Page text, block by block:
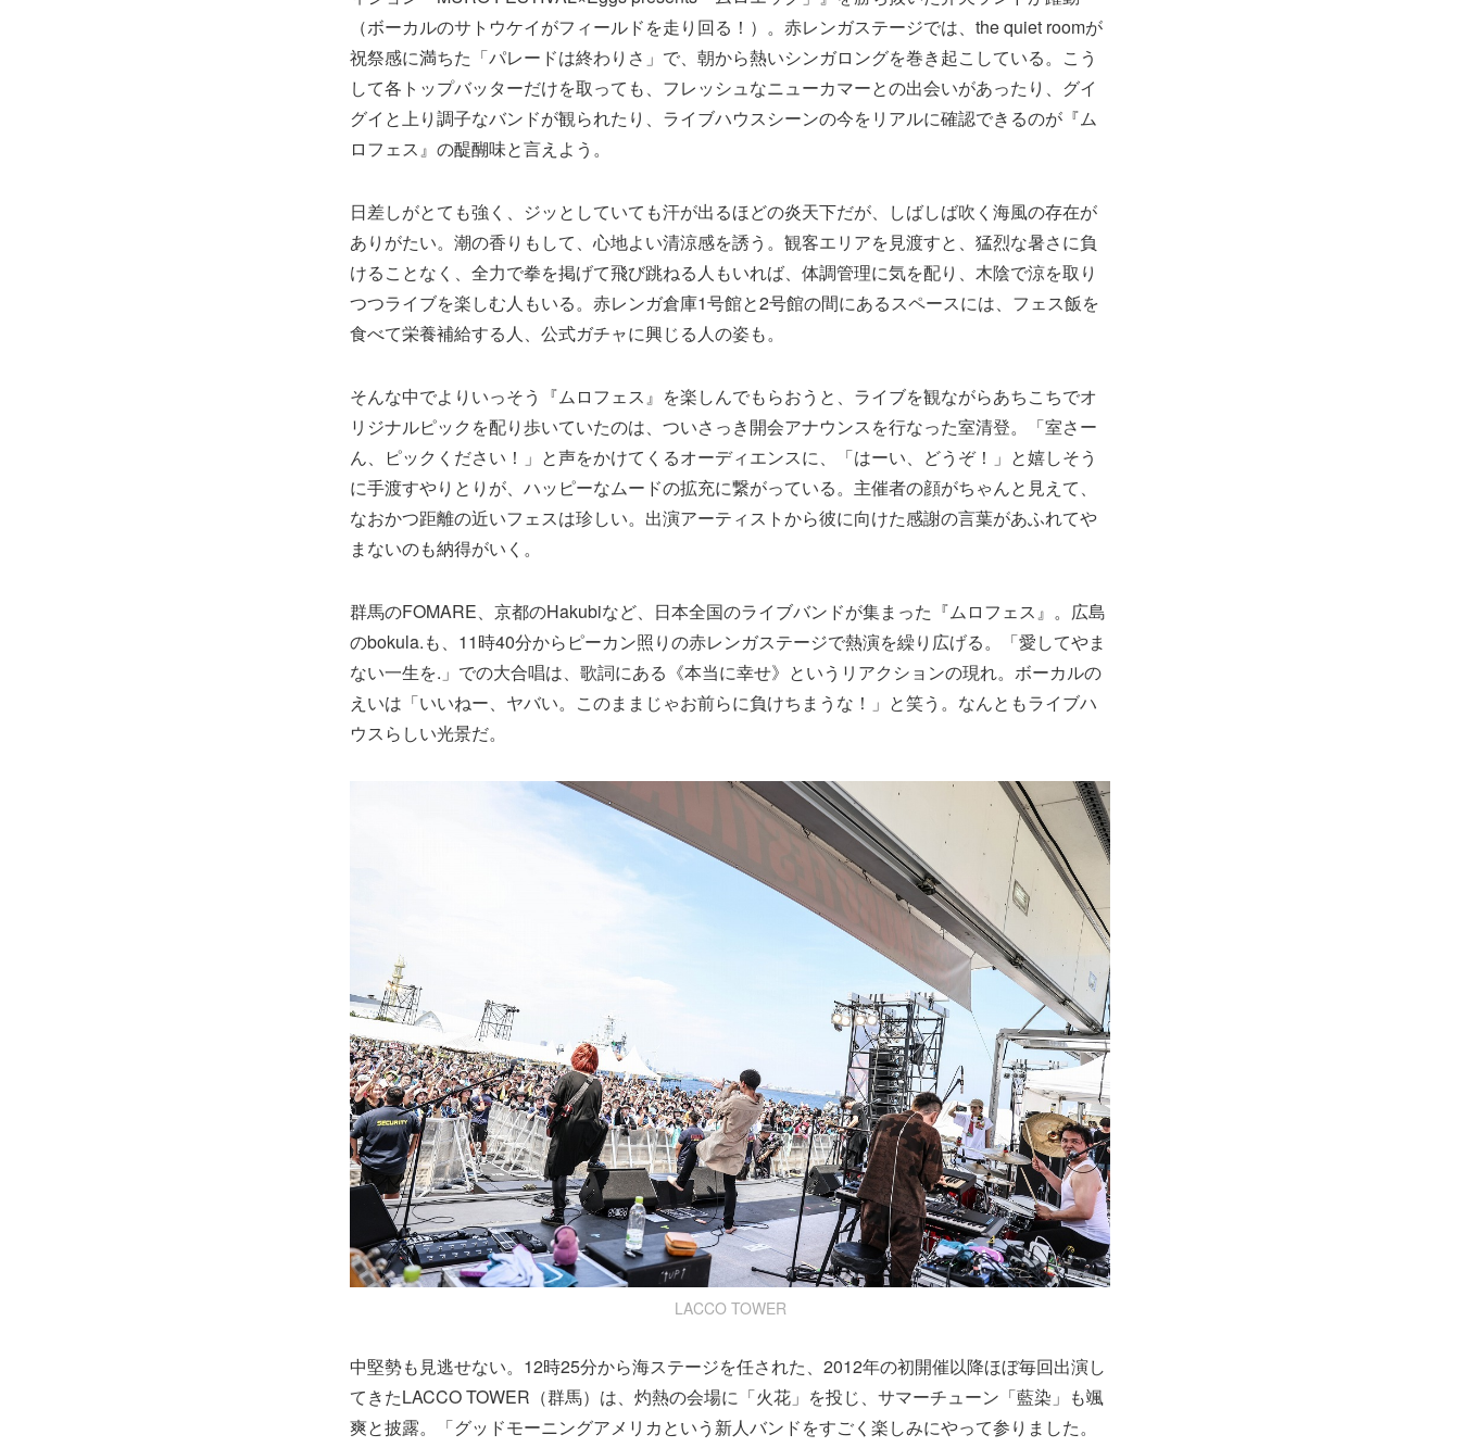
（ボーカルのサトウケイがフィールドを走り回る！）。赤レンガステージでは、the quiet roomが
祝祭感に満ちた「パレードは終わりさ」で、朝から熱いシンガロングを巻き起こしている。こう
して各トップバッターだけを取っても、フレッシュなニューカマーとの出会いがあったり、グイ
グイと上り調子なバンドが観られたり、ライブハウスシーンの今をリアルに確認できるのが『ム
ロフェス』の醍醐味と言えよう。
日差しがとても強く、ジッとしていても汗が出るほどの炎天下だが、しばしば吹く海風の存在が
ありがたい。潮の香りもして、心地よい清涼感を誘う。観客エリアを見渡すと、猛烈な暑さに負
けることなく、全力で拳を掲げて飛び跳ねる人もいれば、体調管理に気を配り、木陰で涼を取り
つつライブを楽しむ人もいる。赤レンガ倉庫1号館と2号館の間にあるスペースには、フェス飯を
食べて栄養補給する人、公式ガチャに興じる人の姿も。
そんな中でよりいっそう『ムロフェス』を楽しんでもらおうと、ライブを観ながらあちこちでオ
リジナルピックを配り歩いていたのは、ついさっき開会アナウンスを行なった室清登。「室さー
ん、ピックください！」と声をかけてくるオーディエンスに、「はーい、どうぞ！」と嬉しそう
に手渡すやりとりが、ハッピーなムードの拡充に繋がっている。主催者の顔がちゃんと見えて、
なおかつ距離の近いフェスは珍しい。出演アーティストから彼に向けた感謝の言葉があふれてや
まないのも納得がいく。
群馬のFOMARE、京都のHakubiなど、日本全国のライブバンドが集まった『ムロフェス』。広島
のbokula.も、11時40分からピーカン照りの赤レンガステージで熱演を繰り広げる。「愛してやま
ない一生を.」での大合唱は、歌詞にある《本当に幸せ》というリアクションの現れ。ボーカルの
えいは「いいねー、ヤバい。このままじゃお前らに負けちまうな！」と笑う。なんともライブハ
ウスらしい光景だ。
LACCO TOWER
中堅勢も見逃せない。12時25分から海ステージを任された、2012年の初開催以降ほぼ毎回出演し
てきたLACCO TOWER（群馬）は、灼熱の会場に「火花」を投じ、サマーチューン「藍染」も颯
爽と披露。「グッドモーニングアメリカという新人バンドをすごく楽しみにやって参りました。